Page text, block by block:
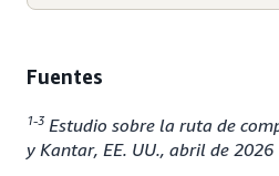
Fuentes
1-3 Estudio sobre la ruta de
y Kantar, EE. UU., abril de 2026